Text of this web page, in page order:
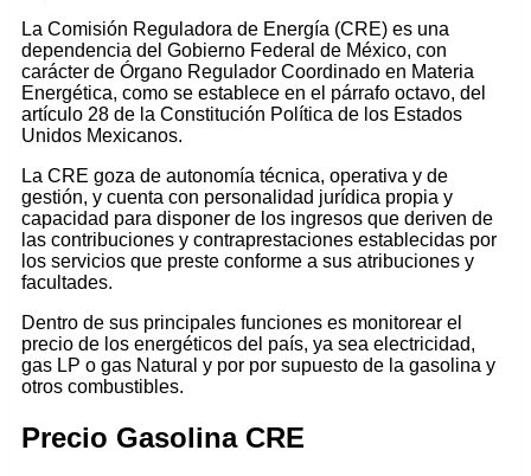
La Comisión Reguladora de Energía (CRE) es una
dependencia del Gobierno Federal de México, con
carácter de Órgano Regulador Coordinado en Materia
Energética, como se establece en el párrafo octavo, del
artículo 28 de la Constitución Política de los Estados
Unidos Mexicanos.
La CRE goza de autonomía técnica, operativa y de
gestión, y cuenta con personalidad jurídica propia y
capacidad para disponer de los ingresos que deriven de
las contribuciones y contraprestaciones establecidas por
los servicios que preste conforme a sus atribuciones y
facultades.
Dentro de sus principales funciones es monitorear el
precio de los energéticos del país, ya sea electricidad,
gas LP o gas Natural y por por supuesto de la gasolina y
otros combustibles.
Precio Gasolina CRE